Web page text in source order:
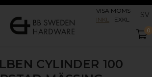
VISA MOMS
INKL
EXKL SV
0
CYLINDER 100